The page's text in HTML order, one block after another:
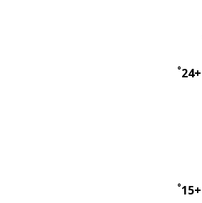
+
24
°
+
15
°